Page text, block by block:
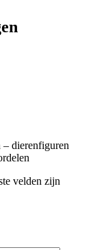
– dierenfiguren
velden zijn